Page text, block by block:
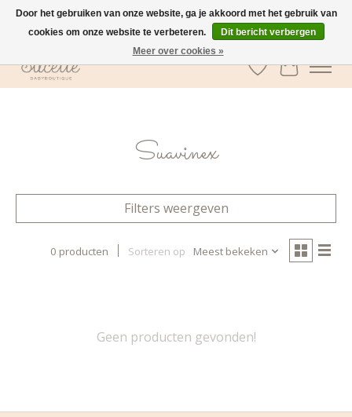
GRATIS verzending vanaf €100 in België
Verlanglijst
Suavinex
Filters weergeven
0 producten Sorteren op Meest bekeken
Geen producten gevonden!
Door het gebruiken van onze website, ga je akkoord met het gebruik van
cookies om onze website te verbeteren.
Dit bericht verbergen
Meer over cookies »